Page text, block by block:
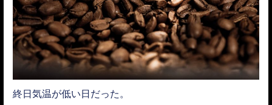
終日気温が低い日だった。